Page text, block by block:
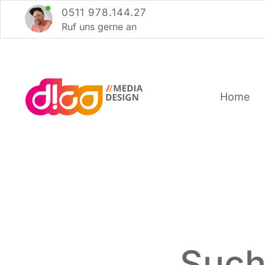
Inhalt
springen
0511 978.144.27
Ruf uns ger­ne an
Home